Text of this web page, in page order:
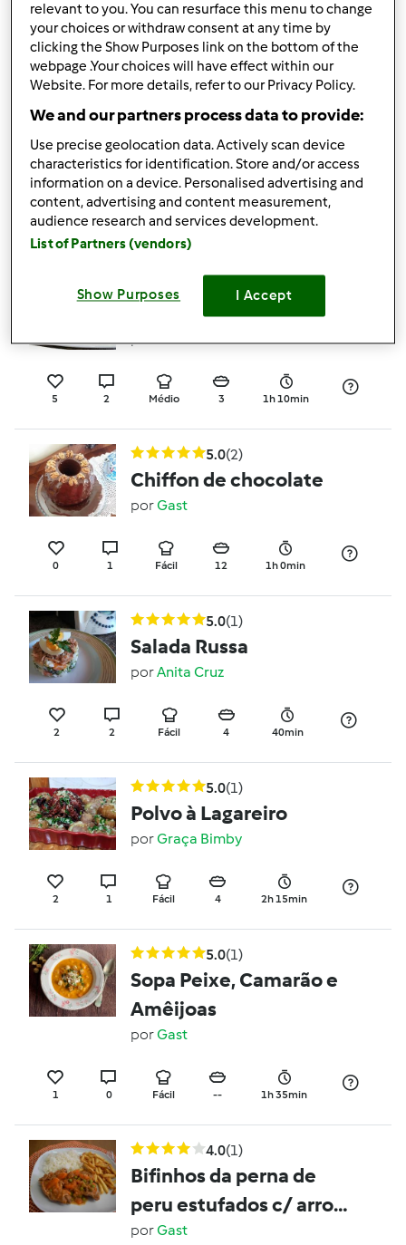
2 7 Fácil 1 50min
4.5 (2)
Pudim de pão na
varoma
porAnita Cruz
50min
(2)
Bacalhau com Natas
porGast
5 2 Médio 3 1h 10min
5.0(2)
Chiffon de chocolate
porGast
0 1 Fácil 12 1h 0min
5.0(1)
Salada Russa
porAnita Cruz
2 2 Fácil 4 40min
5.0(1)
Polvo à Lagareiro
porGraça Bimby
2 1 Fácil 4 2h 15min
5.0(1)
Sopa Peixe, Camarão e
Amêijoas
porGast
1 0 Fácil -- 1h 35min
4.0(1)
Bifinhos da perna de
peru estufados c/ arroz
branco
porGast
relevant to you. You can resurface this menu to change
your choices or withdraw consent at any time by
clicking the Show Purposes link on the bottom of the
webpage .Your choices will have effect within our
Website. For more details, refer to our Privacy Policy.
We and our partners process data to provide:
Use precise geolocation data. Actively scan device
characteristics for identification. Store and/or access
information on a device. Personalised advertising and
content, advertising and content measurement,
audience research and services development.
List of Partners (vendors)
Show Purposes I Accept